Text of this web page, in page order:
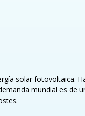
solar fotovoltaica.
mundial es de